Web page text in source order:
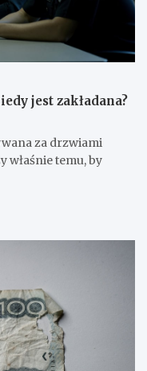
jest zakładana?
za drzwiami
właśnie temu, by